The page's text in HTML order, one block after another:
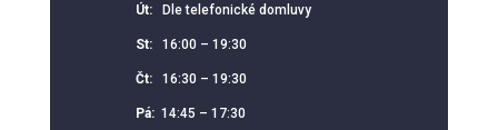
Út:Dle telefonické domluvy
St: 16:00 – 19:30
Čt: 16:30 – 19:30
Pá:14:45 – 17:30